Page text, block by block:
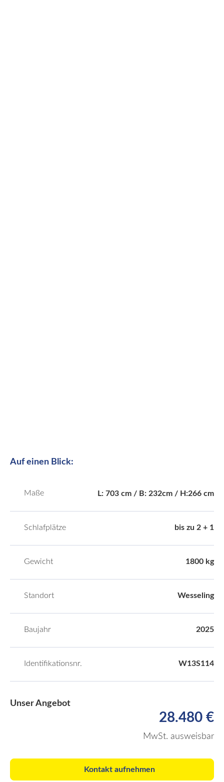
Auf einen Blick:
Maße L: 703 cm / B: 232cm / H:266 cm
Schlafplätze bis zu 2 + 1
Gewicht 1800 kg
Standort Wesseling
Baujahr 2025
Identifikationsnr. W13S114
Unser Angebot
28.480 €
MwSt. ausweisbar
Kontakt aufnehmen